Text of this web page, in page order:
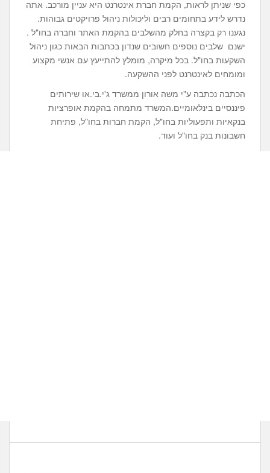
כפי שניתן לראות, הקמת חברת אינטרנט היא עניין מורכב. אתה
נדרש לידע בתחומים רבים וליכולות ניהול פרויקטים גבוהות.
נגענו רק בקצרה בחלק מהשלבים בהקמת האתר וחברה בחו"ל .
ישנם שלבים נוספים חשובים שנדון בכתבות הבאות כגון ניהול
השקעות בחו"ל. בכל מיקרה, מומלץ להתייעץ עם אנשי מקצוע
ומומחים לאינטרנט לפני ההשקעה.
הכתבה נכתבה ע"י משה אורון ממשרד ג'י.בי.או שירותים
פיננסיים בינלאומיים.המשרד מתמחה בהקמת אופרציות
בנקאיות ותפעוליות בחו"ל, הקמת חברות בחו"ל, פתיחת
חשבונות בנק בחו"ל ועוד.